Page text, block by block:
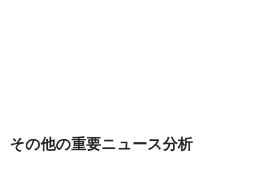
その他の重要ニュース分析